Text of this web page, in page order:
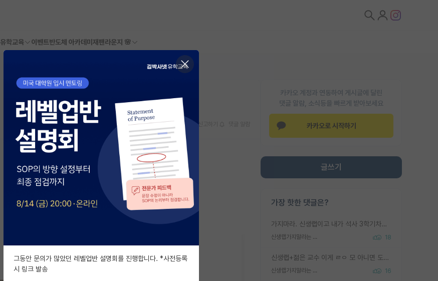
유학교육 이벤트반도체 아카데미 재팬라운지 🌸
카카오 계정과 연동하여 게시글에 달린
댓글 알람, 소식등을 빠르게 받아보세요
카카오로 시작하기
글쓰기
가장 핫한 댓글은?
가지마라. 신생랩이고 내가 석사 3학기차인데 최고참인데 나도 아무것도 모르는데 교수가 후배들 왜 논문 교육 안시키냐. 논문 왜 안 써오냐 닦달한다
신생랩가지말라는 이유가 있었구나 18
신생랩+젊은 교수 이게 ㄹㅇ 모 아니면 도인듯.
신생랩가지말라는 이유가 있었구나 16
스크랩 신고하기
그동안 문의가 많았던 레벨업반 설명회를 진행합니다. *사전등록
시 링크 발송